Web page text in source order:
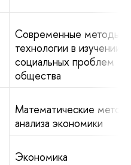
Современные методы и
технологии в изучении
социальных проблем
общества
Математические
анализа экономики
Экономика